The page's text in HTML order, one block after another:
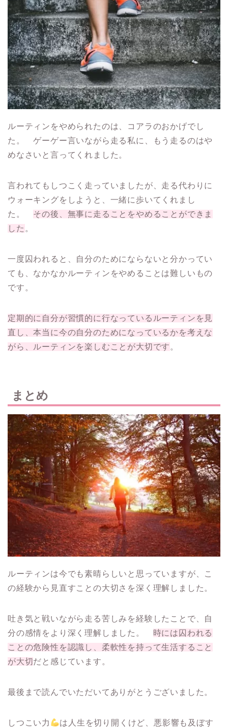
ルーティンをやめられたのは、コアラのおかげでし
た。 ゲーゲー言いながら走る私に、もう走るのはや
めなさいと言ってくれました。
言われてもしつこく走っていましたが、走る代わりに
ウォーキングをしようと、一緒に歩いてくれまし
た。 その後、無事に走ることをやめることができま
した 。
一度囚われると、自分のためにならないと分かってい
ても、なかなかルーティンをやめることは難しいもの
です。
定期的に自分が習慣的に行なっているルーティンを見
直し、本当に今の自分のためになっているかを考えな
がら、ルーティンを楽しむことが大切 です 。
まとめ
ルーティンは今でも素晴らしいと思っていますが、こ
の経験から見直すことの大切さを深く理解しました。
吐き気と戦いながら走る苦しみを経験したことで、自
分の感情をより深く理解しました。 時には囚われる
ことの危険性を認識し、柔軟性を持って生活すること
が大切だと感じています。
最後まで読んでいただいてありがとうございました。
しつこい力 は人生を切り開くけど、悪影響も及ぼす